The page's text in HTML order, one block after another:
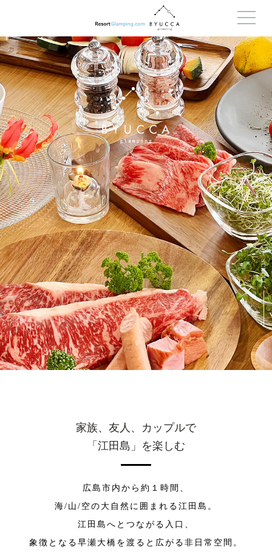
SCROLL
家族、友人、カップルで
「江田島」を楽しむ
広島市内から約１時間、
海/山/空の大自然に囲まれる江田島。
江田島へとつながる入口、
象徴となる早瀬大橋を渡ると広がる非日常空間。